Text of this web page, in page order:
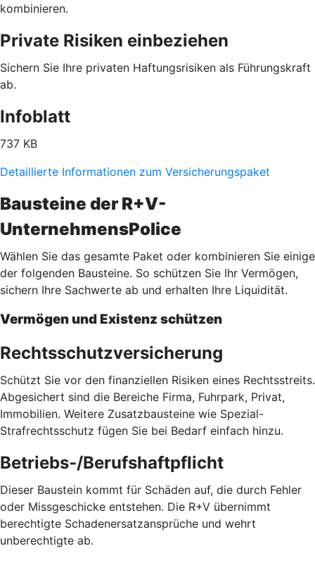
kombinieren.
Private Risiken einbeziehen
Sichern Sie Ihre privaten Haftungsrisiken als Führungskraft
ab.
Infoblatt
737 KB
Detaillierte Informationen zum Versicherungspaket
Bausteine der R+V-
UnternehmensPolice
Wählen Sie das gesamte Paket oder kombinieren Sie einige
der folgenden Bausteine. So schützen Sie Ihr Vermögen,
sichern Ihre Sachwerte ab und erhalten Ihre Liquidität.
Vermögen und Existenz schützen
Rechtsschutzversicherung
Schützt Sie vor den finanziellen Risiken eines Rechtsstreits.
Abgesichert sind die Bereiche Firma, Fuhrpark, Privat,
Immobilien. Weitere Zusatzbausteine wie Spezial-
Strafrechtsschutz fügen Sie bei Bedarf einfach hinzu.
Betriebs-/Berufshaftpflicht
Dieser Baustein kommt für Schäden auf, die durch Fehler
oder Missgeschicke entstehen. Die R+V übernimmt
berechtigte Schadenersatzansprüche und wehrt
unberechtigte ab.